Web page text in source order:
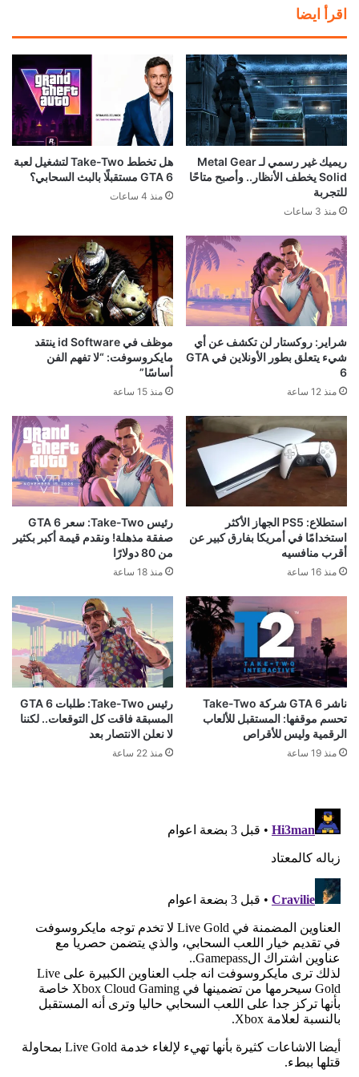
اقرأ ايضا
ريميك غير رسمي لـ Metal Gear
Solid يخطف الأنظار.. وأصبح متاحًا
للتجربة
منذ 3 ساعات
هل تخطط Take-Two لتشغيل لعبة
GTA 6 مستقبلًا بالبث السحابي؟
منذ 4 ساعات
شراير: روكستار لن تكشف عن أي
شيء يتعلق بطور الأونلاين في GTA
6
منذ 12 ساعة
موظف في id Software ينتقد
مايكروسوفت: “لا تفهم الفن
أساسًا”
منذ 15 ساعة
استطلاع: PS5 الجهاز الأكثر
استخدامًا في أمريكا بفارق كبير عن
أقرب منافسيه
منذ 16 ساعة
رئيس Take-Two: سعر GTA 6
صفقة مذهلة! ونقدم قيمة أكبر بكثير
من 80 دولارًا
منذ 18 ساعة
ناشر GTA 6 شركة Take-Two
تحسم موقفها: المستقبل للألعاب
الرقمية وليس للأقراص
منذ 19 ساعة
رئيس Take-Two: طلبات GTA 6
المسبقة فاقت كل التوقعات.. لكننا
لا نعلن الانتصار بعد
منذ 22 ساعة